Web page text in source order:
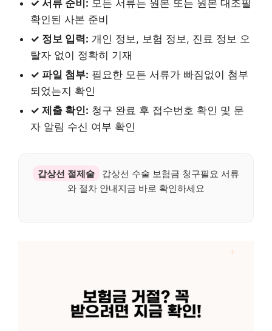
✓ 서류 준비: 모든 서류는 원본 또는 원본 대조필
확인된 사본 준비
✓ 정보 입력: 개인 정보, 보험 정보, 진료 정보 오
탈자 없이 정확히 기재
✓ 파일 첨부: 필요한 모든 서류가 빠짐없이 첨부
되었는지 확인
✓ 제출 확인: 청구 완료 후 접수번호 확인 및 문
자 알림 수신 여부 확인
갑상선 절제술
갑상선 수술 보험금 청구필요 서류
와 절차 안내지금 바로 확인하세요